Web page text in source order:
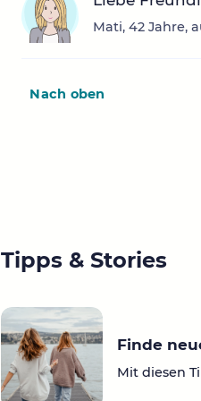
Mati, 42 Jahre,
Nach oben
Tipps & Stories
Finde
Mit diesen